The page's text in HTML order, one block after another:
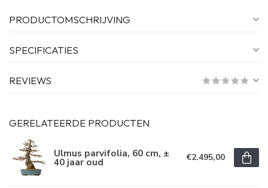
PRODUCTOMSCHRIJVING
SPECIFICATIES
REVIEWS
GERELATEERDE PRODUCTEN
Ulmus parvifolia, 60 cm, ±
40 jaar oud €2.495,00